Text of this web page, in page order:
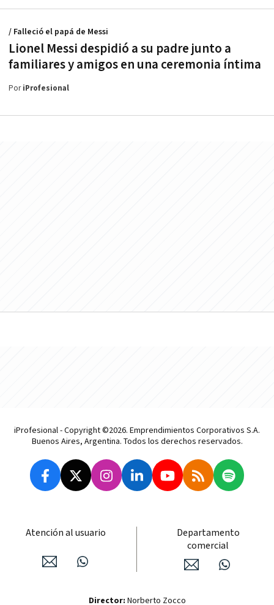
Lionel Messi despidió a su padre junto a
familiares y amigos en una ceremonia íntima
/ Falleció el papá de Messi
PoriProfesional
iProfesional - Copyright ©2026. Emprendimientos Corporativos S.A.
Buenos Aires, Argentina. Todos los derechos reservados.
Atención al usuario
Departamento
comercial
Director: Norberto Zocco